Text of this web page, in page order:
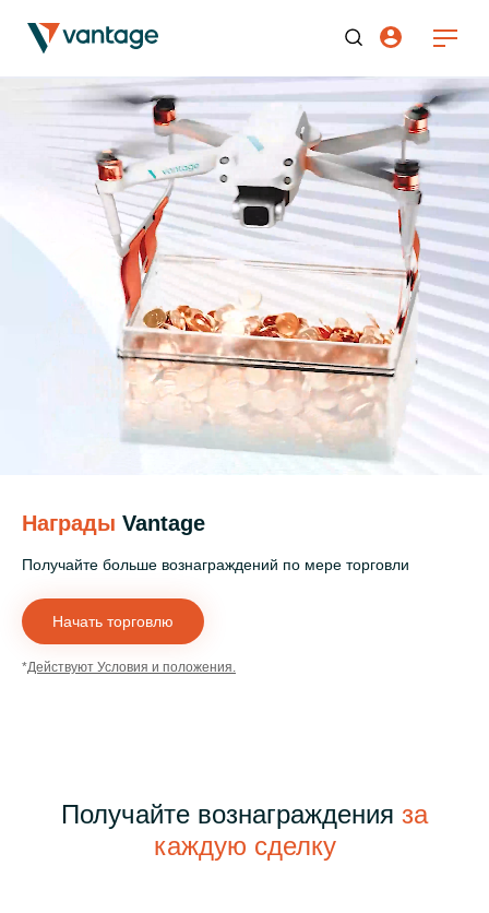
Награды Vantage
Получайте больше вознаграждений по мере торговли
Начать торговлю
*Действуют Условия и положения.
Получайте вознаграждения за
каждую сделку